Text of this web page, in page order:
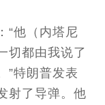
他（内塔尼
切都由我说了
”特朗普发表
射了导弹。他